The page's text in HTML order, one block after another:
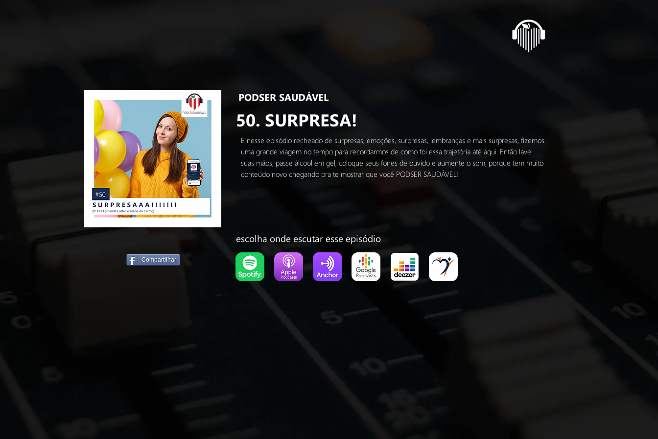
PODSER SAUDÁVEL
50. SURPRESA!
E nesse episódio recheado de surpresas, emoções, surpresas, lembranças e mais surpresas, fizemos
uma grande viagem no tempo para recordarmos de como foi essa trajetória até aqui. Então lave
suas mãos, passe álcool em gel, coloque seus fones de ouvido e aumente o som, porque tem muito
conteúdo novo chegando pra te mostrar que você PODSER SAUDÁVEL!
escolha onde escutar esse episódio
Compartilhar